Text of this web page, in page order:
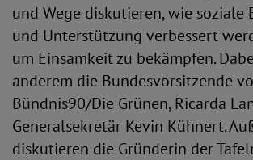
und Wege diskutieren, wie soziale
und Unterstützung verbessert
um Einsamkeit zu bekämpfen.
anderem die Bundesvorsitzende
Bündnis90/Die Grünen, Ricarda
Generalsekretär Kevin Kühnert.
diskutieren die Gründerin der